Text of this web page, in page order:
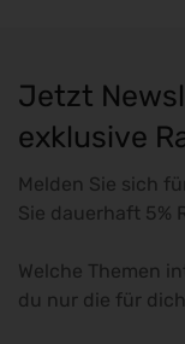
Jetzt
exklusive
Melden Sie sich
Sie dauerhaft 5%
Welche Themen
du nur die für